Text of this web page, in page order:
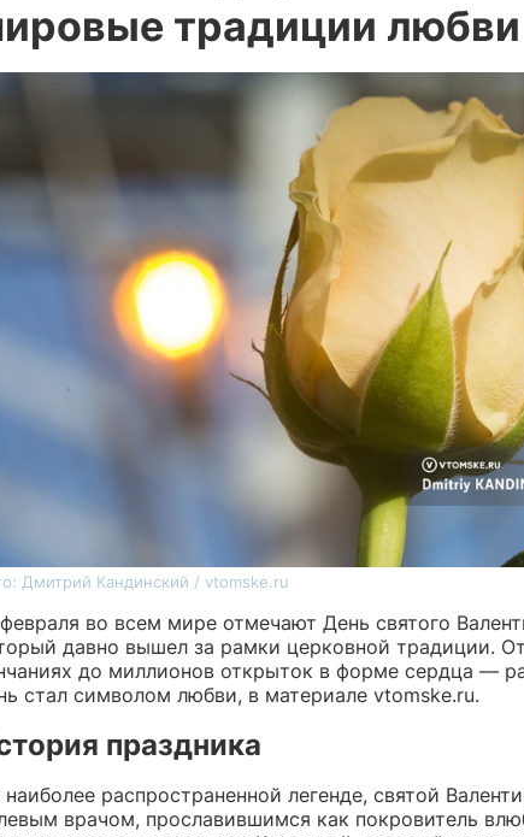
традиции любви
Дмитрий Кандинский / vtomske.ru
во всем мире отмечают День святого
давно вышел за рамки церковной традиции.
до миллионов открыток в форме сердца —
стал символом любви, в материале vtomske.ru.
праздника
распространенной легенде, святой
врачом, прославившимся как покровитель